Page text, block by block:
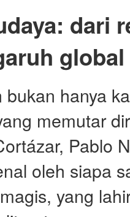
dari
global
hanya
memutar
Pablo
oleh siapa
yang